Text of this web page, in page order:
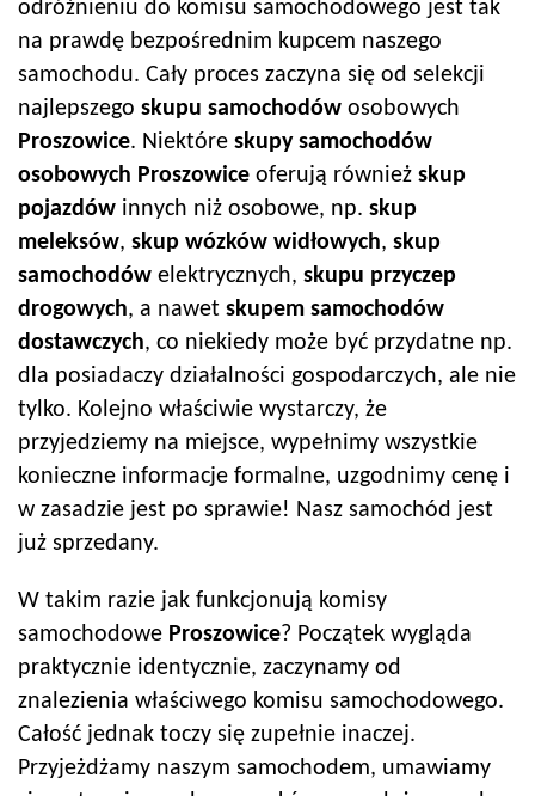
odróżnieniu do komisu samochodowego jest tak
na prawdę bezpośrednim kupcem naszego
samochodu. Cały proces zaczyna się od selekcji
najlepszego skupu samochodów osobowych
Proszowice. Niektóre skupy samochodów
osobowych Proszowice oferują również skup
pojazdów innych niż osobowe, np. skup
meleksów, skup wózków widłowych, skup
samochodów elektrycznych, skupu przyczep
drogowych, a nawet skupem samochodów
dostawczych, co niekiedy może być przydatne np.
dla posiadaczy działalności gospodarczych, ale nie
tylko. Kolejno właściwie wystarczy, że
przyjedziemy na miejsce, wypełnimy wszystkie
konieczne informacje formalne, uzgodnimy cenę i
w zasadzie jest po sprawie! Nasz samochód jest
już sprzedany.
W takim razie jak funkcjonują komisy
samochodowe Proszowice? Początek wygląda
praktycznie identycznie, zaczynamy od
znalezienia właściwego komisu samochodowego.
Całość jednak toczy się zupełnie inaczej.
Przyjeżdżamy naszym samochodem, umawiamy